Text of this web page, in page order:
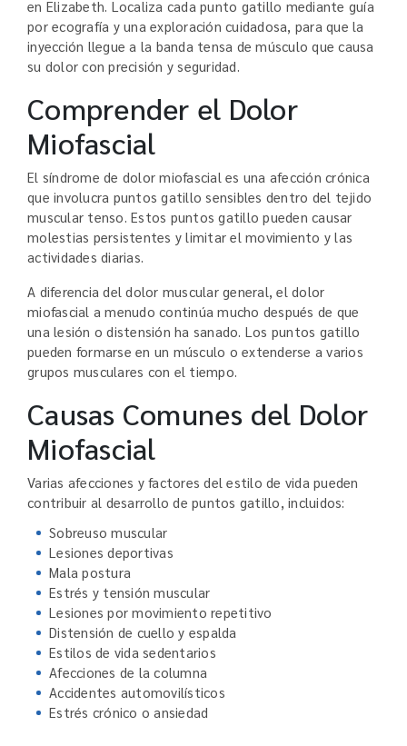
en Elizabeth. Localiza cada punto gatillo mediante guía
por ecografía y una exploración cuidadosa, para que la
inyección llegue a la banda tensa de músculo que causa
su dolor con precisión y seguridad.
Comprender el Dolor
Miofascial
El síndrome de dolor miofascial es una afección crónica
que involucra puntos gatillo sensibles dentro del tejido
muscular tenso. Estos puntos gatillo pueden causar
molestias persistentes y limitar el movimiento y las
actividades diarias.
A diferencia del dolor muscular general, el dolor
miofascial a menudo continúa mucho después de que
una lesión o distensión ha sanado. Los puntos gatillo
pueden formarse en un músculo o extenderse a varios
grupos musculares con el tiempo.
Causas Comunes del Dolor
Miofascial
Varias afecciones y factores del estilo de vida pueden
contribuir al desarrollo de puntos gatillo, incluidos:
Sobreuso muscular
Lesiones deportivas
Mala postura
Estrés y tensión muscular
Lesiones por movimiento repetitivo
Distensión de cuello y espalda
Estilos de vida sedentarios
Afecciones de la columna
Accidentes automovilísticos
Estrés crónico o ansiedad